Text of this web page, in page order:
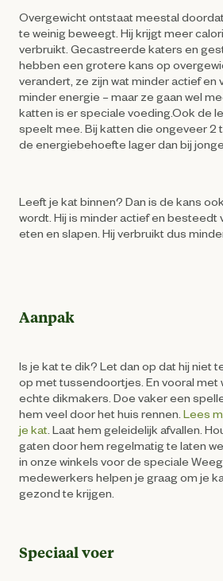
Overgewicht ontstaat meestal
te weinig beweegt. Hij krijgt meer
verbruikt. Gecastreerde katers en
hebben een grotere kans op
verandert, ze zijn wat minder actief en
minder energie – maar ze gaan wel
katten is er speciale voeding.Ook de
speelt mee. Bij katten die ongeveer 2
de energiebehoefte lager dan bij
Leeft je kat binnen? Dan is de kans
wordt. Hij is minder actief en besteedt
eten en slapen. Hij verbruikt dus
Aanpak
Is je kat te dik? Let dan op dat hij niet
op met tussendoortjes. En vooral met
echte dikmakers. Doe vaker een
hem veel door het huis rennen. Lees
je kat . Laat hem geleidelijk afvallen.
gaten door hem regelmatig te laten
in onze winkels voor de speciale
medewerkers helpen je graag om je
gezond te krijgen.
Speciaal voer